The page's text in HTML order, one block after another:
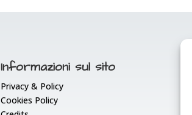
Informazioni sul sito
Privacy & Policy
Cookies Policy